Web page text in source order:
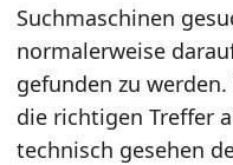
Suchmaschinen
normalerweise
gefunden zu
die richtigen Treffer
technisch gesehen